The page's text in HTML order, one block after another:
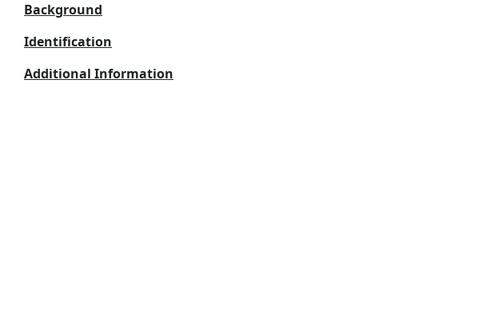
Background
Identification
Additional Information